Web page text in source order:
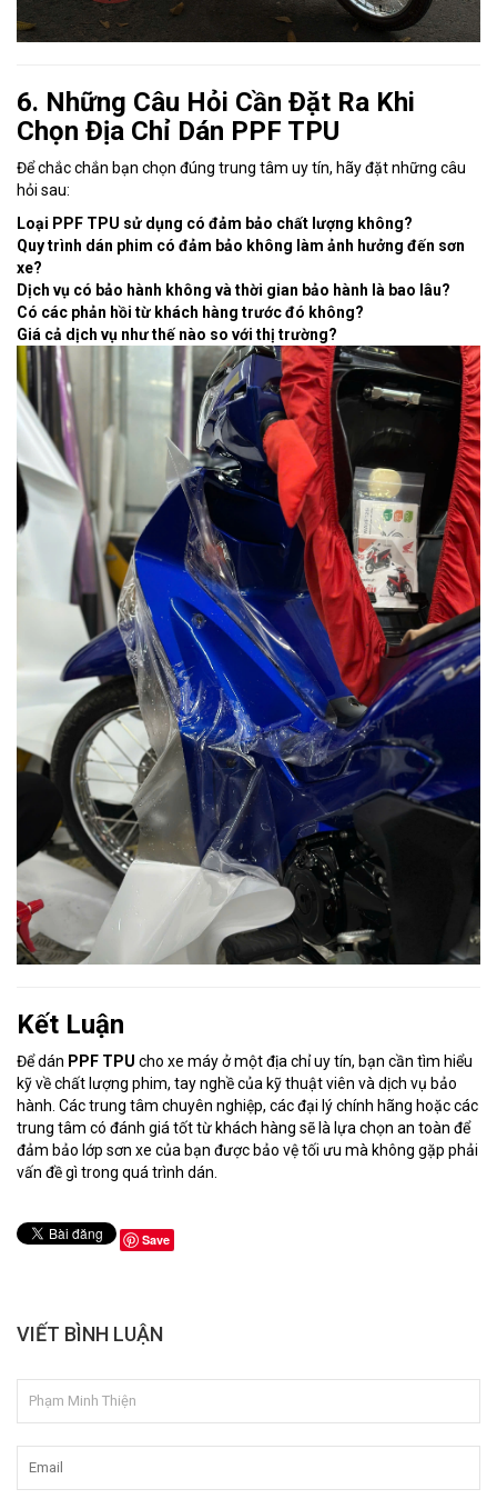
6. Những Câu Hỏi Cần Đặt Ra Khi
Chọn Địa Chỉ Dán PPF TPU
Để chắc chắn bạn chọn đúng trung tâm uy tín, hãy đặt những câu
hỏi sau:
Loại PPF TPU sử dụng có đảm bảo chất lượng không?
Quy trình dán phim có đảm bảo không làm ảnh hưởng đến sơn
xe?
Dịch vụ có bảo hành không và thời gian bảo hành là bao lâu?
Có các phản hồi từ khách hàng trước đó không?
Giá cả dịch vụ như thế nào so với thị trường?
Kết Luận
Để dán PPF TPU cho xe máy ở một địa chỉ uy tín, bạn cần tìm hiểu
kỹ về chất lượng phim, tay nghề của kỹ thuật viên và dịch vụ bảo
hành. Các trung tâm chuyên nghiệp, các đại lý chính hãng hoặc các
trung tâm có đánh giá tốt từ khách hàng sẽ là lựa chọn an toàn để
đảm bảo lớp sơn xe của bạn được bảo vệ tối ưu mà không gặp phải
vấn đề gì trong quá trình dán.
Save
VIẾT BÌNH LUẬN